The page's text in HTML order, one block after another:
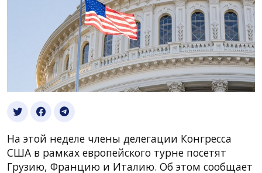
На этой неделе члены делегации Конгресса
США в рамках европейского турне посетят
Грузию, Францию и Италию. Об этом сообщает